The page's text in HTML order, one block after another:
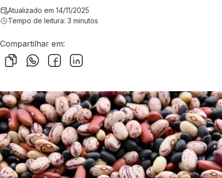
Atualizado em 14/11/2025
Tempo de leitura: 3 minutos
Compartilhar em: